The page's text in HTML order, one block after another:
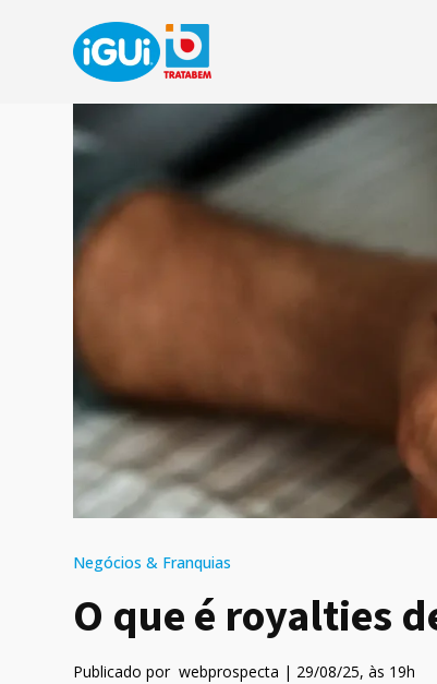
Negócios & Franquias
O que é royalties
Publicado porwebprospecta | 29/08/25, às 19h